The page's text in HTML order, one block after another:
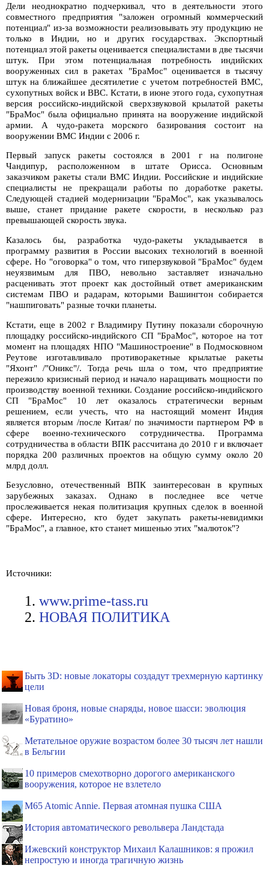
Дели неоднократно подчеркивал, что в деятельности этого
совместного предприятия "заложен огромный коммерческий
потенциал" из-за возможности реализовывать эту продукцию не
только в Индии, но и других государствах. Экспортный
потенциал этой ракеты оценивается специалистами в две тысячи
штук. При этом потенциальная потребность индийских
вооруженных сил в ракетах "БраМос" оценивается в тысячу
штук на ближайшее десятилетие с учетом потребностей ВМС,
сухопутных войск и ВВС. Кстати, в июне этого года, сухопутная
версия российско-индийской сверхзвуковой крылатой ракеты
"БраМос" была официально принята на вооружение индийской
армии. А чудо-ракета морского базирования состоит на
вооружении ВМС Индии с 2006 г.
Первый запуск ракеты состоялся в 2001 г на полигоне
Чандипур, расположенном в штате Орисса. Основным
заказчиком ракеты стали ВМС Индии. Российские и индийские
специалисты не прекращали работы по доработке ракеты.
Следующей стадией модернизации "БраМос", как указывалось
выше, станет придание ракете скорости, в несколько раз
превышающей скорость звука.
Казалось бы, разработка чудо-ракеты укладывается в
программу развития в России высоких технологий в военной
сфере. Но "оговорка" о том, что гиперзвуковой "БраМос" будем
неуязвимым для ПВО, невольно заставляет изначально
расценивать этот проект как достойный ответ американским
системам ПВО и радарам, которыми Вашингтон собирается
"нашпиговать" разные точки планеты.
Кстати, еще в 2002 г Владимиру Путину показали сборочную
площадку российско-индийского СП "БраМос", которое на тот
момент на площадях НПО "Машиностроение" в Подмосковном
Реутове изготавливало противоракетные крылатые ракеты
"Яхонт" /"Оникс"/. Тогда речь шла о том, что предприятие
пережило кризисный период и начало наращивать мощности по
производству военной техники. Создание российско-индийского
СП "БраМос" 10 лет оказалось стратегически верным
решением, если учесть, что на настоящий момент Индия
является вторым /после Китая/ по значимости партнером РФ в
сфере военно-технического сотрудничества. Программа
сотрудничества в области ВПК рассчитана до 2010 г и включает
порядка 200 различных проектов на общую сумму около 20
млрд долл.
Безусловно, отечественный ВПК заинтересован в крупных
зарубежных заказах. Однако в последнее все четче
прослеживается некая политизация крупных сделок в военной
сфере. Интересно, кто будет закупать ракеты-невидимки
"БраМос", а главное, кто станет мишенью этих "малюток"?
Источники:
www.prime-tass.ru
НОВАЯ ПОЛИТИКА
Быть 3D: новые локаторы создадут трехмерную картинку
цели
Новая броня, новые снаряды, новое шасси: эволюция
«Буратино»
Метательное оружие возрастом более 30 тысяч лет нашли
в Бельгии
10 примеров смехотворно дорогого американского
вооружения, которое не взлетело
M65 Atomic Annie. Первая атомная пушка США
История автоматического револьвера Ландстада
Ижевский конструктор Михаил Калашников: я прожил
непростую и иногда трагичную жизнь